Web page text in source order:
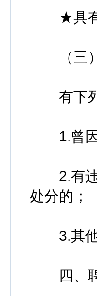
★具有
（三）
有下列
1.曾因
2.有违
处分的；
3.其他
四、聘